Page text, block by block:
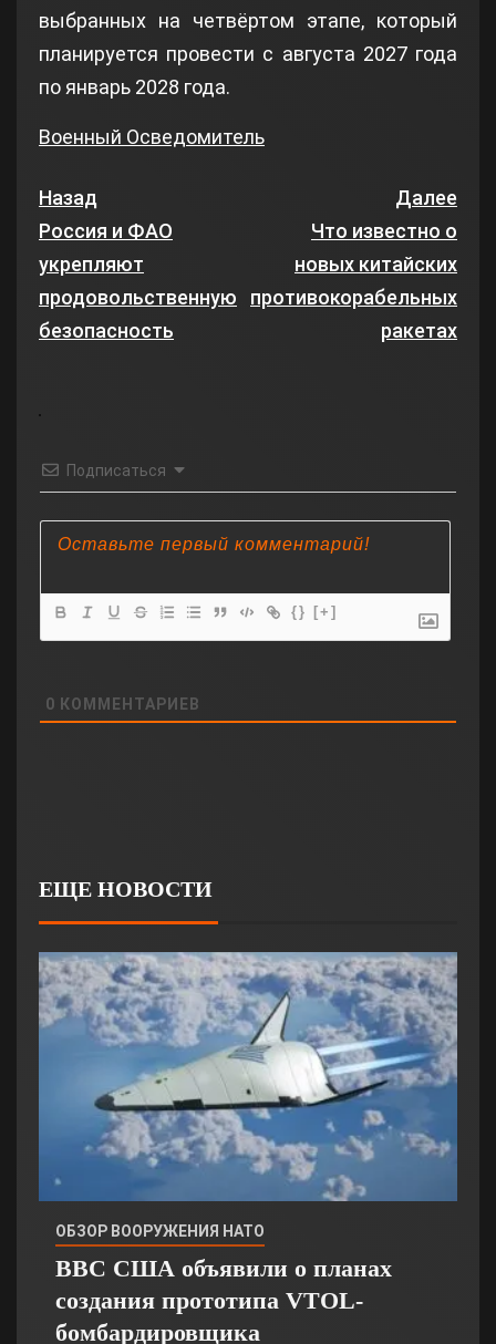
выбранных на четвёртом этапе, который
планируется провести с августа 2027 года
по январь 2028 года.
Военный Осведомитель
Назад
Россия и ФАО
укрепляют
продовольственную
безопасность
Далее
Что известно о
новых китайских
противокорабельных
ракетах
Подписаться
{} [+]
0 КОММЕНТАРИЕВ
ЕЩЕ НОВОСТИ
ОБЗОР ВООРУЖЕНИЯ НАТО
ВВС США объявили о планах
создания прототипа VTOL-
бомбардировщика